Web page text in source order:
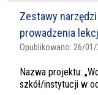
Zestawy
prowadzenia
Opublikowano: 26/01/
Nazwa projektu:
szkół/instytucji w